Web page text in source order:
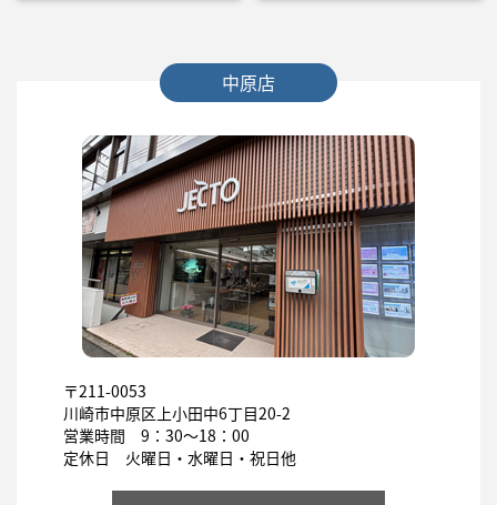
中原店
〒211-0053
川崎市中原区上小田中6丁目20-2
営業時間 9：30～18：00
定休日 火曜日・水曜日・祝日他